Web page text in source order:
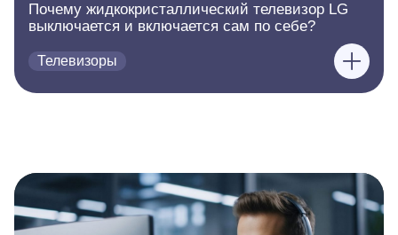
Почему жидкокристаллический телевизор LG
выключается и включается сам по себе?
Телевизоры